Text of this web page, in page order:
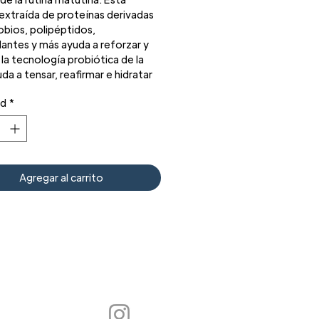
de proteínas derivadas
polipéptidos,
y más ayuda a reforzar y
tecnología probiótica de la
a tensar, reafirmar e hidratar
natural.
la tecnología probiótica de la
*
Agregar al carrito